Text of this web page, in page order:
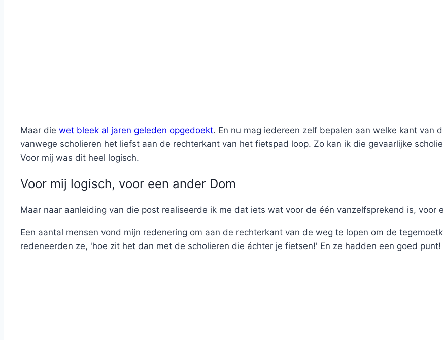
Maar die wet bleek al jaren geleden opgedoekt. En nu mag iedereen zelf bepalen aan welke kant van
vanwege scholieren het liefst aan de rechterkant van het fietspad loop. Zo kan ik die gevaarlijke
Voor mij was dit heel logisch.
Voor mij logisch, voor een ander Dom
Maar naar aanleiding van die post realiseerde ik me dat iets wat voor de één vanzelfsprekend is, voor
Een aantal mensen vond mijn redenering om aan de rechterkant van de weg te lopen om de
redeneerden ze, 'hoe zit het dan met de scholieren die áchter je fietsen!' En ze hadden een goed punt!